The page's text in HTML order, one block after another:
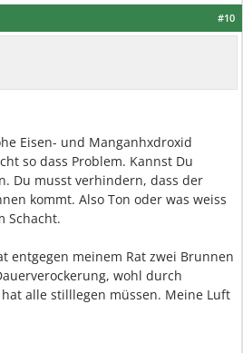
#10
Eisen- und Manganhxdroxid
so dass Problem. Kannst Du
Du musst verhindern, dass der
kommt. Also Ton oder was weiss
Schacht.
entgegen meinem Rat zwei Brunnen
wohl durch
alle stilllegen müssen. Meine Luft